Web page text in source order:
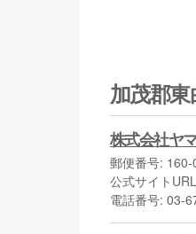
加茂郡
株式会社ヤ
郵便番号:
公式サイト
電話番号: 03-